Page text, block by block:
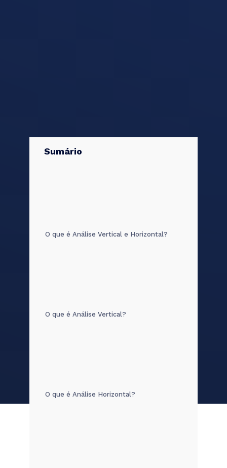
Sumário
O que é Análise Vertical e Horizontal?
O que é Análise Vertical?
O que é Análise Horizontal?